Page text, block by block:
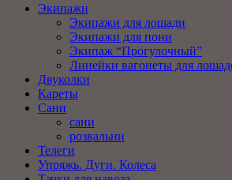
Экипажи
Экипажи для лошади
Экипажи для пони
Экипаж “Прогулочный”
Линейки вагонеты для
Двуколки
Кареты
Сани
сани
розвальни
Телеги
Упряжь. Дуги. Колеса